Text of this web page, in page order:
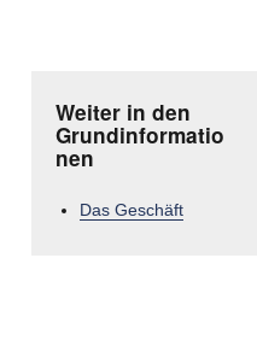
Weiter in den
Grundinformatio
nen
Das Geschäft